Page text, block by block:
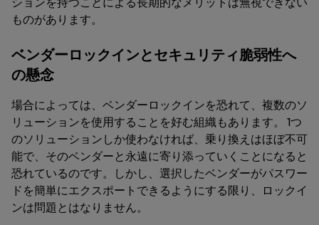
ものがあります。
ベンダーロックインとセキュリティ脆弱性へ
の懸念
場合によっては、ベンダーロックインを恐れて、複数のソ
リューションを使用することを好む組織もあります。 1つ
のソリューションしか使わなければ、乗り換えはほぼ不可
能で、そのベンダーと永遠に寄り添っていくことになると
恐れているのです。しかし、選択したベンダーがパスワー
ドを簡単にエクスポートできるようにする限り、ロックイ
ンは問題とはなりません。